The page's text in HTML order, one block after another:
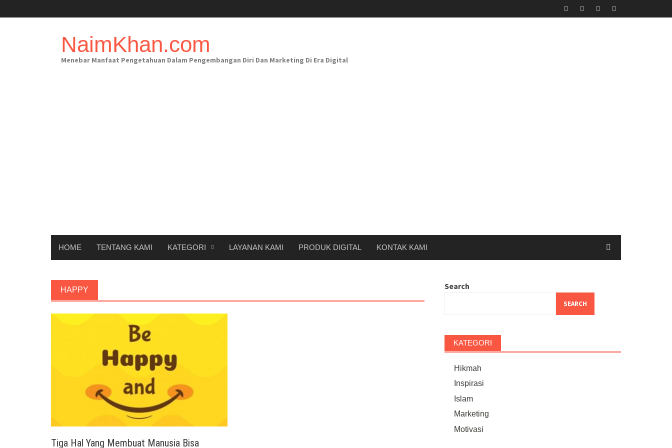
to
NaimKhan.com
Menebar Manfaat Pengetahuan Dalam Pengembangan Diri Dan Marketing Di Era Digital
HOME TENTANG KAMI KATEGORI LAYANAN KAMI PRODUK DIGITAL KONTAK KAMI
HAPPY
Tiga Hal Yang Membuat Manusia Bisa
Search
SEARCH
KATEGORI
Hikmah
Inspirasi
Islam
Marketing
Motivasi